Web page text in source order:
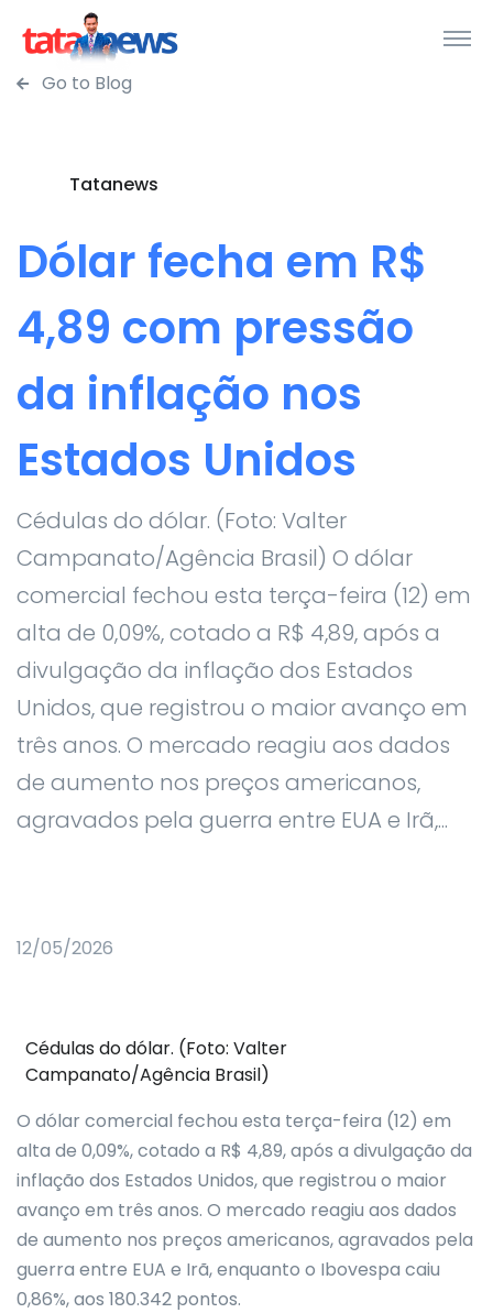
Go to Blog
Tatanews
Dólar fecha em R$
4,89 com pressão
da inflação nos
Estados Unidos
Cédulas do dólar. (Foto: Valter
Campanato/Agência Brasil) O dólar
comercial fechou esta terça-feira (12) em
alta de 0,09%, cotado a R$ 4,89, após a
divulgação da inflação dos Estados
Unidos, que registrou o maior avanço em
três anos. O mercado reagiu aos dados
de aumento nos preços americanos,
agravados pela guerra entre EUA e Irã,...
12/05/2026
Cédulas do dólar. (Foto: Valter
Campanato/Agência Brasil)
O dólar comercial fechou esta terça-feira (12) em
alta de 0,09%, cotado a R$ 4,89, após a divulgação da
inflação dos Estados Unidos, que registrou o maior
avanço em três anos. O mercado reagiu aos dados
de aumento nos preços americanos, agravados pela
guerra entre EUA e Irã, enquanto o Ibovespa caiu
0,86%, aos 180.342 pontos.